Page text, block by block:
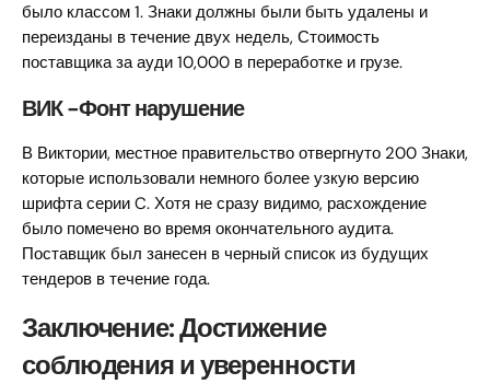
было классом 1. Знаки должны были быть удалены и
переизданы в течение двух недель, Стоимость
поставщика за ауди 10,000 в переработке и грузе.
ВИК -Фонт нарушение
В Виктории, местное правительство отвергнуто 200 Знаки,
которые использовали немного более узкую версию
шрифта серии C. Хотя не сразу видимо, расхождение
было помечено во время окончательного аудита.
Поставщик был занесен в черный список из будущих
тендеров в течение года.
Заключение: Достижение
соблюдения и уверенности